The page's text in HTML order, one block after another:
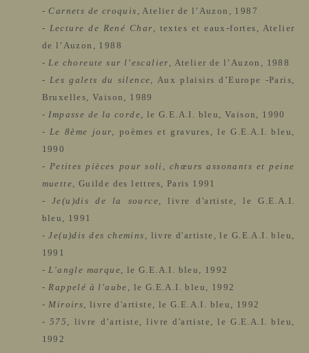
-Carnets de croquis , Atelier de l’Auzon, 1987
- Lecture de René Char , textes et eaux-fortes, Atelier
de l’Auzon, 1988
-Le choreute sur l’escalier , Atelier de l’Auzon, 1988
- Les galets du silence, Aux plaisirs d’Europe -Paris,
Bruxelles, Vaison, 1989
-Impasse de la corde, le G.E.A.I. bleu, Vaison, 1990
-Le 8ème jour, poèmes et gravures, leG.E.A.I. bleu,
1990
- Petites pièces pour soli, chœurs assonants et peine
muette, Guilde des lettres, Paris 1991
- Je(u)dis de la source, livre d'artiste, leG.E.A.I.
bleu, 1991
-Je(u)dis des chemins , livre d'artiste, le G.E.A.I. bleu,
1991
-L'angle marque, le G.E.A.I. bleu, 1992
-Rappelé à l'aube , le G.E.A.I. bleu, 1992
-Miroirs, livre d'artiste, le G.E.A.I. bleu, 1992
- 575 , livre d’artiste, livre d'artiste, leG.E.A.I. bleu,
1992